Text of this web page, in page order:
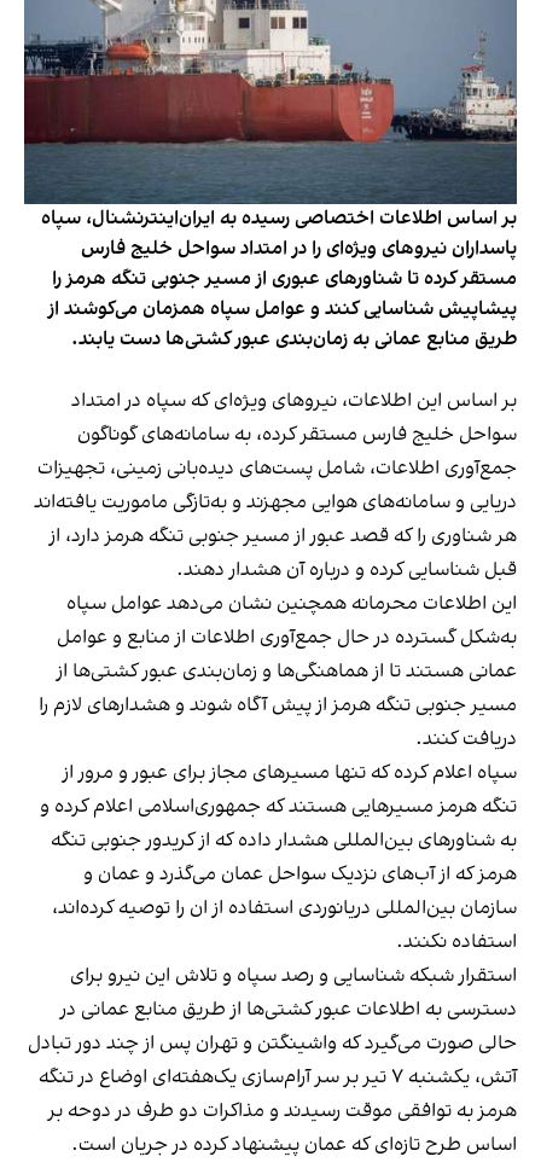
بر اساس اطلاعات اختصاصی رسیده به ایران‌اینترنشنال، سپاه
پاسداران نیروهای ویژه‌ای را در امتداد سواحل خلیج فارس
مستقر کرده تا شناورهای عبوری از مسیر جنوبی تنگه هرمز را
پیشاپیش شناسایی کنند و عوامل سپاه همزمان می‌کوشند از
طریق منابع عمانی به زمان‌بندی عبور کشتی‌ها دست یابند.
بر اساس این اطلاعات، نیروهای ویژه‌ای که سپاه در امتداد
سواحل خلیج فارس مستقر کرده، به سامانه‌های گوناگون
جمع‌آوری اطلاعات، شامل پست‌های دیده‌بانی زمینی، تجهیزات
دریایی و سامانه‌های هوایی مجهزند و به‌تازگی ماموریت یافته‌اند
هر شناوری را که قصد عبور از مسیر جنوبی تنگه هرمز دارد، از
قبل شناسایی کرده و درباره آن هشدار دهند.
این اطلاعات محرمانه همچنین نشان می‌دهد عوامل سپاه
به‌شکل گسترده در حال جمع‌آوری اطلاعات از منابع و عوامل
عمانی هستند تا از هماهنگی‌ها و زمان‌بندی عبور کشتی‌ها از
مسیر جنوبی تنگه هرمز از پیش آگاه شوند و هشدارهای لازم را
دریافت کنند.
سپاه اعلام کرده که تنها مسیرهای مجاز برای عبور و مرور از
تنگه هرمز مسیرهایی هستند که جمهوری‌اسلامی اعلام کرده و
به شناورهای بین‌المللی هشدار داده که از کریدور جنوبی تنگه
هرمز که از آب‌های نزدیک سواحل عمان می‌گذرد و عمان و
سازمان بین‌المللی دریانوردی استفاده از ان را توصیه کرده‌اند،
استفاده نکنند.
استقرار شبکه شناسایی و رصد سپاه و تلاش این نیرو برای
دسترسی به اطلاعات عبور کشتی‌ها از طریق منابع عمانی در
حالی صورت می‌گیرد که واشینگتن و تهران پس از چند دور تبادل
آتش، یکشنبه ۷ تیر بر سر آرام‌سازی یک‌هفته‌ای اوضاع در تنگه
هرمز به توافقی موقت رسیدند و مذاکرات دو طرف در دوحه بر
اساس طرح تازه‌ای که عمان پیشنهاد کرده در جریان است.